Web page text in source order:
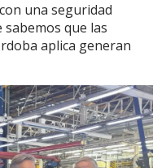
una seguridad
que las
aplica generan